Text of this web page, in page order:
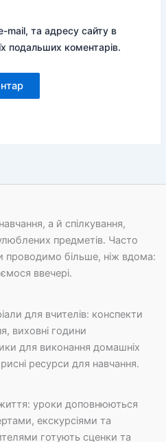
mail, та адресу сайту в
подальших коментарів.
а й спілкування,
предметів. Часто
проводимо більше, ніж вдома:
ввечері.
для вчителів: конспекти
виховні години
для виконання домашніх
ресурси для навчання.
уроки доповнюються
екскурсіями та
готують сценки та